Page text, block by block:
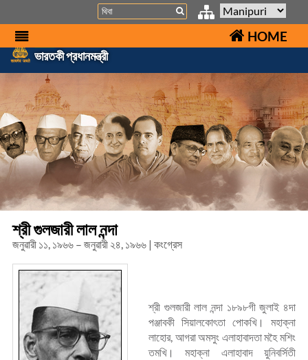
Search
HOME
ভারতকী প্রধানমন্ত্রী
শ্রী গুলজারী লাল নন্দা
জনুৱারী ১১, ১৯৬৬ – জনুৱারী ২৪, ১৯৬৬ | কংগ্রেস
শ্রী গুলজারী লাল নন্দা ১৮৯৮গী জুলাই ৪দা
পঞ্জাবকী সিয়ালকোৎতা পোকখি। মহাক্না
লাহোর, আগরা অমসুং এলাহাবাদতা মহৈ মশিং
তমখি। মহাক্না এলাহাবাদ য়ুনিবর্সিতী